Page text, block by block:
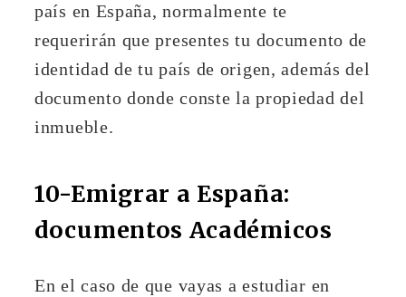
país en España, normalmente te
requerirán que presentes tu documento de
identidad de tu país de origen, además del
documento donde conste la propiedad del
inmueble.
10-Emigrar a España:
documentos Académicos
En el caso de que vayas a estudiar en